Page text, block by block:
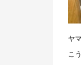
ヤ
こ